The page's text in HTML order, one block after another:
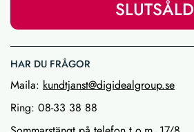
SLUTSÅLD
HAR DU FRÅGOR
Maila: kundtjanst@digidealgroup.se
Ring: 08-33 38 88